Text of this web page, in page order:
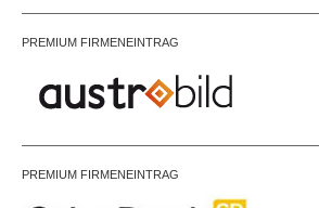
PREMIUM FIRMENEINTRAG
PREMIUM FIRMENEINTRAG